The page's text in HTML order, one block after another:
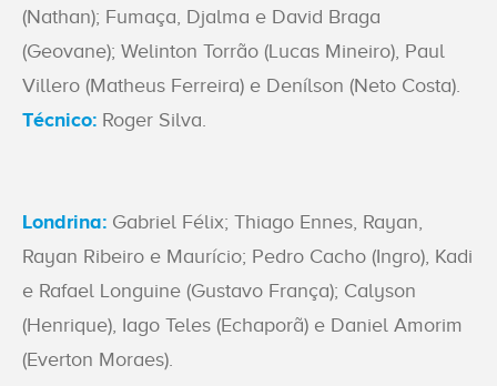
(Nathan); Fumaça, Djalma e David Braga
(Geovane); Welinton Torrão (Lucas Mineiro), Paul
Villero (Matheus Ferreira) e Denílson (Neto Costa).
Técnico: Roger Silva.
Londrina: Gabriel Félix; Thiago Ennes, Rayan,
Rayan Ribeiro e Maurício; Pedro Cacho (Ingro), Kadi
e Rafael Longuine (Gustavo França); Calyson
(Henrique), Iago Teles (Echaporã) e Daniel Amorim
(Everton Moraes).